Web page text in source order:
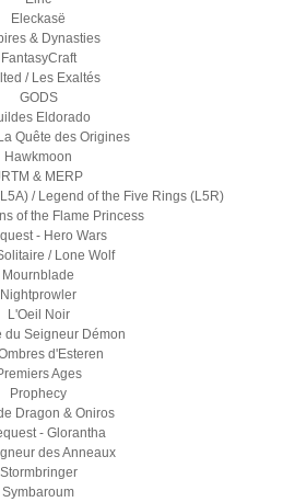
Eleckasë
& Dynasties
FantasyCraft
/ Les Exaltés
GODS
Eldorado
Quête des Origines
Hawkmoon
& MERP
/ Legend of the Five Rings (L5R)
of the Flame Princess
- Hero Wars
/ Lone Wolf
Mournblade
Nightprowler
L'Oeil Noir
du Seigneur Démon
d'Esteren
Ages
Prophecy
Dragon & Oniros
- Glorantha
des Anneaux
Stormbringer
Symbaroum